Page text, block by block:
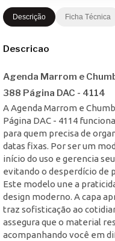
Descrição Ficha Técnica
Descricao
Agenda Marrom e
388 Página DAC - 4114
A Agenda Marrom e
Página DAC - 4114
para quem precisa de
datas fixas. Por ser um
início do uso e gerencia
evitando o desperdício de
Este modelo une a
design moderno. A capa
traz sofisticação ao
assegura que o material
acompanhando você em